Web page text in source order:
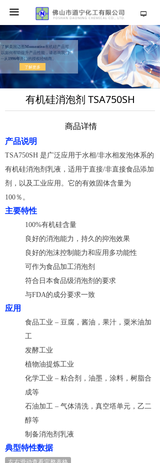
끀 넡
了解美国迈图 Momentive有机硅产品可
以如何帮助提升产品性能，请咨询我们--
--从 1996年开始的授权经销商。
了解更多
有机硅消泡剂 TSA750SH
商品详情
产品说明
TSA750SH 是广泛应用于水相/非水相发泡体系的
有机硅消泡剂乳液，适用于直接/非直接食品添加
剂，以及工业应用。它的有效固体含量为
100％。
主要特性
100%有机硅含量
良好的消泡能力，持久的抑泡效果
良好的泡沫控制能力和应用多功能性
可作为食品加工消泡剂
符合日本食品级消泡剂的要求
与FDA的成分要求一致
应用
食品工业 – 豆腐，酱油，果汁，粟米油加
工
发酵工业
植物油提炼工业
化学工业 – 粘合剂，油墨，涂料，树脂合
成等
石油加工 – 气体清洗，真空塔单元，乙二
醇等
制备消泡剂乳液
典型特性数据